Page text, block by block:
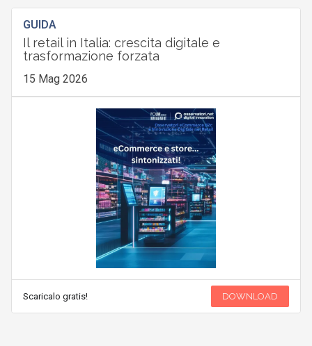
GUIDA
Il retail in Italia: crescita digitale e
trasformazione forzata
15 Mag 2026
Scaricalo gratis! DOWNLOAD